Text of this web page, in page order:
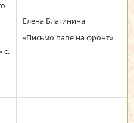
с.
Елена Благинина
«Письмо папе на фронт»